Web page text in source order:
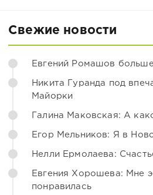
Свежие новости
Евгений Ромашов
Никита Гуранда под
Майорки
Галина Маковская: А
Егор Мельников: Я в
Нелли Ермолаева:
Евгения Хорошева: Мне
понравилась